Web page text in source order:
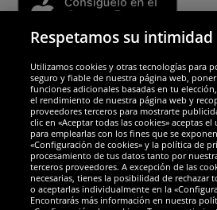
Socios y seguridad
Respetamos su intimidad
Utilizamos cookies y otras tecnologías para
seguro y fiable de nuestra página web,
funciones adicionales basadas en tu
el rendimiento de nuestra página web y
proveedores terceros para mostrarte
clic en «Aceptar todas las cookies» aceptas
para emplearlas con los fines que se
«Configuración de cookies» y la política de
procesamiento de tus datos tanto por
terceros proveedores. A excepción de las
necesarias, tienes la posibilidad de rechazar
o aceptarlas individualmente en la
Encontrarás más información en nuestra